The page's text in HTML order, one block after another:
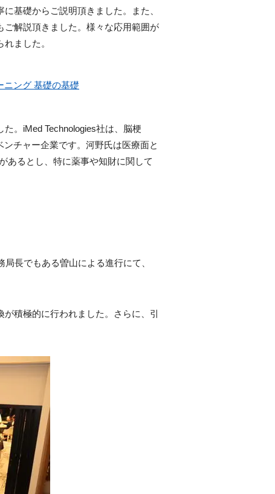
基礎からご説明頂きました。また、
解説頂きました。様々な応用範囲が
ました。
ング 基礎の基礎
。iMed Technologies社は、脳梗
チャー企業です。河野氏は医療面と
あるとし、特に薬事や知財に関して
長でもある曽山による進行にて、
積極的に行われました。さらに、引